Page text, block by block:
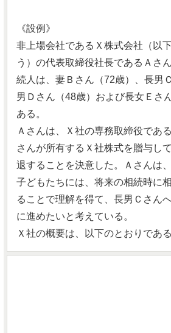
《設例》
非上場会社であるＸ株式会社（以
う）の代表取締役社長であるＡさ
続人は、妻Ｂさん（72歳）、長男
男Ｄさん（48歳）および長女Ｅさ
ある。
Ａさんは、Ｘ社の専務取締役であ
さんが所有するＸ社株式を贈与し
退することを決意した。Ａさんは
子どもたちには、将来の相続時に
ることで理解を得て、長男Ｃさん
に進めたいと考えている。
Ｘ社の概要は、以下のとおりである